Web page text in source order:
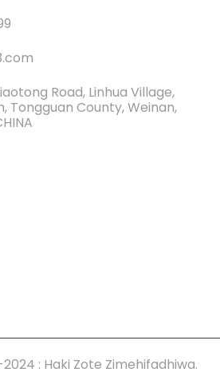
Road, Linhua Village,
Tongguan County, Weinan,
: Haki Zote Zimehifadhiwa.